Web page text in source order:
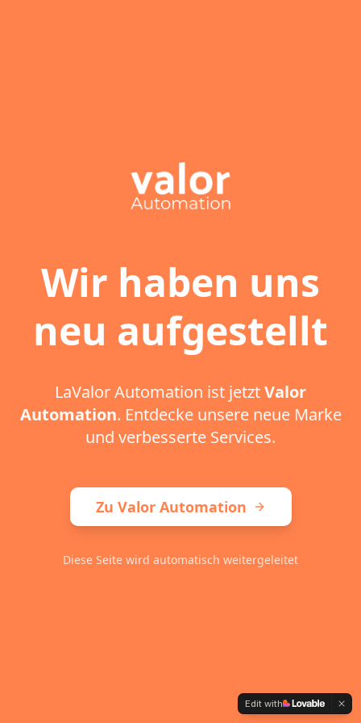
Wir haben uns
neu aufgestellt
LaValor Automation ist jetztValor
Automation. Entdecke unsere neue Marke
und verbesserte Services.
Zu Valor Automation
Diese Seite wird automatisch weitergeleitet
Edit with